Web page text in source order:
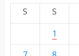
S S
1